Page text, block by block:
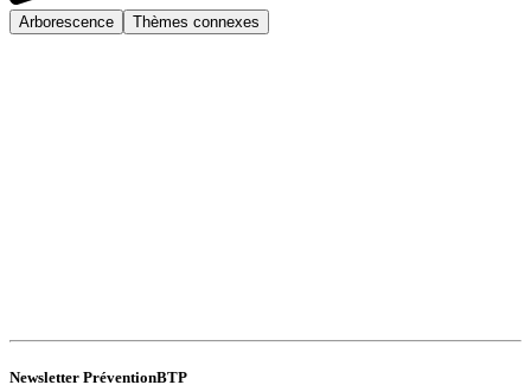
Arborescence Thèmes connexes
Newsletter PréventionBTP